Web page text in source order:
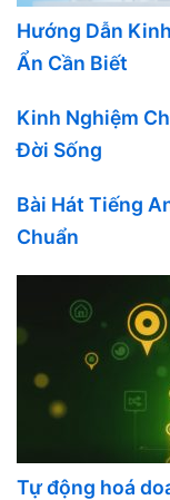
Hướng Dẫn
Ẩn Cần Biết
Kinh Nghiệm
Đời Sống
Bài Hát Tiếng
Chuẩn
Tự động hoá